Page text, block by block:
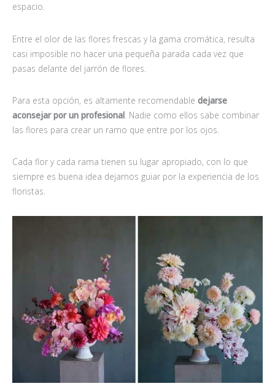
espacio.
Entre el olor de las flores frescas y la gama cromática, resulta
casi imposible no hacer una pequeña parada cada vez que
pasas delante del jarrón de flores.
Para esta opción, es altamente recomendable dejarse
aconsejar por un profesional . Nadie como ellos sabe combinar
las flores para crear un ramo que entre por los ojos.
Cada flor y cada rama tienen su lugar apropiado, con lo que
siempre es buena idea dejarnos guiar por la experiencia de los
floristas.